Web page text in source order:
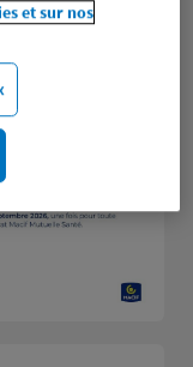
et sur nos